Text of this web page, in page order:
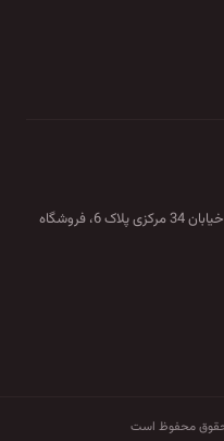
تهران، سعادت آباد، خیابان علامه جنوبی، خیابان 34 مرکزی پلاک 6، فروشگاه